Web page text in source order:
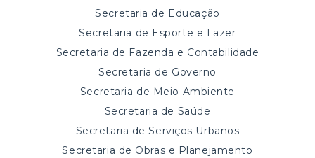
Secretaria de Educação
Secretaria de Esporte e Lazer
Secretaria de Fazenda e Contabilidade
Secretaria de Governo
Secretaria de Meio Ambiente
Secretaria de Saúde
Secretaria de Serviços Urbanos
Secretaria de Obras e Planejamento